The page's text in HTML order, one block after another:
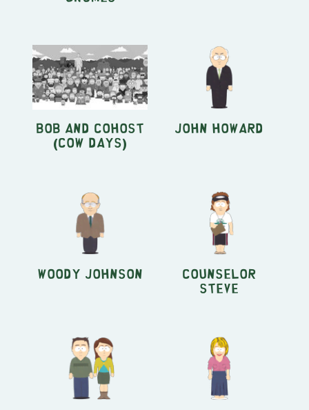
Bob and Cohost
(Cow Days)
John Howard
Woody Johnson Counselor
Steve